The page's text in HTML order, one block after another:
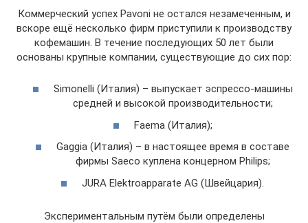
Коммерческий успех Pavoni не остался незамеченным, и
вскоре ещё несколько фирм приступили к производству
кофемашин. В течение последующих 50 лет были
основаны крупные компании, существующие до сих пор:
Simonelli (Италия) – выпускает эспрессо-машины
средней и высокой производительности;
Faema (Италия);
Gaggia (Италия) – в настоящее время в составе
фирмы Saeco куплена концерном Philips;
JURA Elektroapparate AG (Швейцария).
Экспериментальным путём были определены